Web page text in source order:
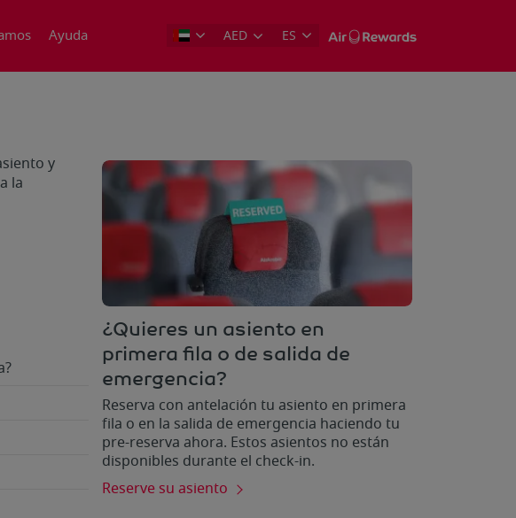
AED ES
Ayuda
y
la
¿Quieres un asiento en
primera fila o de salida de
emergencia?
Reserva con antelación tu asiento en primera
fila o en la salida de emergencia haciendo tu
pre-reserva ahora. Estos asientos no están
disponibles durante el check-in.
Reserve su asiento